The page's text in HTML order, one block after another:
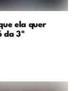
ela quer
da 3ª